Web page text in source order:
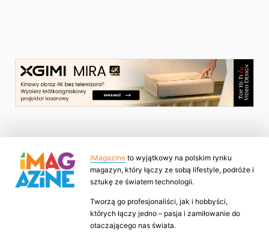
iMagazine to wyjątkowy na polskim rynku
magazyn, który łączy ze sobą lifestyle, podróże i
sztukę ze światem technologii.
Tworzą go profesjonaliści, jak i hobbyści,
których łączy jedno – pasja i zamiłowanie do
otaczającego nas świata.